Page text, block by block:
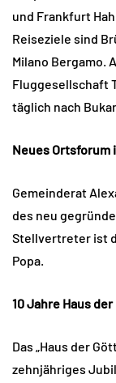
und Frankfurt
Reiseziele sind
Milano Bergamo.
Fluggesellschaft
täglich nach
Neues Ortsforum
Gemeinderat
des neu
Stellvertreter ist
Popa.
10 Jahre Haus
Das „Haus der
zehnjähriges